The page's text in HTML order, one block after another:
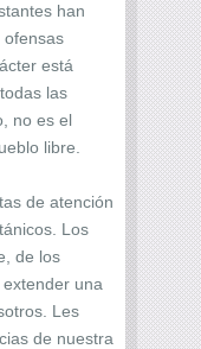
han
ofensas
está
las
no es el
libre.
de atención
Los
de los
una
Les
de nuestra